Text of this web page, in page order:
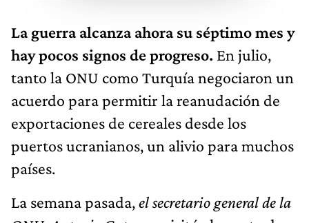
La guerra alcanza ahora su séptimo mes y
hay pocos signos de progreso. En julio,
tanto la ONU como Turquía negociaron un
acuerdo para permitir la reanudación de
exportaciones de cereales desde los
puertos ucranianos, un alivio para muchos
países.
La semana pasada,el secretario general de la